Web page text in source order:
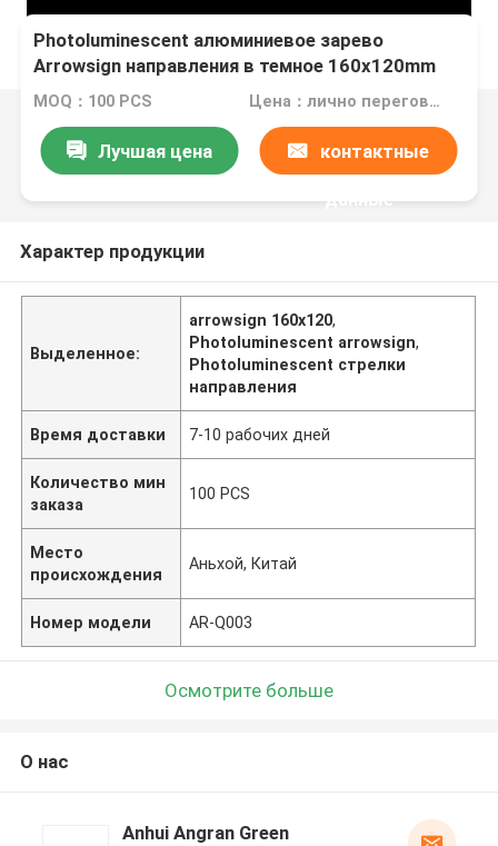
Photoluminescent алюминиевое зарево
Arrowsign направления в темное 160x120mm
MOQ：100 PCS Цена：лично переговорить
Лучшая цена контактные
данные
Характер продукции
Выделенное:
arrowsign 160x120,
Photoluminescent arrowsign,
Photoluminescent стрелки
направления
Время доставки 7-10 рабочих дней
Количество мин
заказа
100 PCS
Место
происхождения
Аньхой, Китай
Номер модели AR-Q003
Осмотрите больше
О нас
Anhui Angran Green